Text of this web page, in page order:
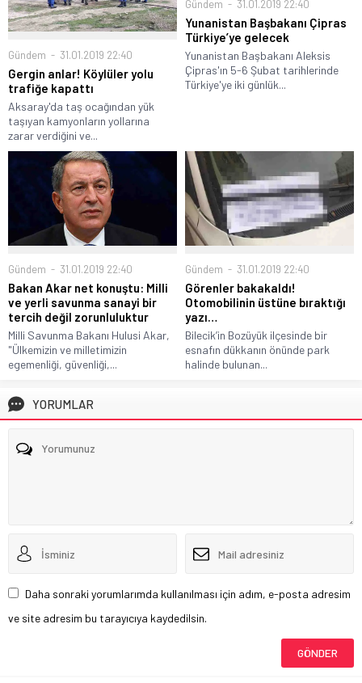
Gündem 31.01.2019 22:40
Gergin anlar! Köylüler yolu
trafiğe kapattı
Aksaray'da taş ocağından yük
taşıyan kamyonların yollarına
zarar verdiğini ve...
Gündem 31.01.2019 22:40
Yunanistan Başbakanı Çipras
Türkiye’ye gelecek
Yunanistan Başbakanı Aleksis
Çipras'ın 5-6 Şubat tarihlerinde
Türkiye'ye iki günlük...
Gündem 31.01.2019 22:40
Bakan Akar net konuştu: Milli
ve yerli savunma sanayi bir
tercih değil zorunluluktur
Milli Savunma Bakanı Hulusi Akar,
"Ülkemizin ve milletimizin
egemenliği, güvenliği,...
Gündem 31.01.2019 22:40
Görenler bakakaldı!
Otomobilinin üstüne bıraktığı
yazı…
Bilecik’in Bozüyük ilçesinde bir
esnafın dükkanın önünde park
halinde bulunan...
YORUMLAR
Daha sonraki yorumlarımda kullanılması için adım, e-posta adresim
ve site adresim bu tarayıcıya kaydedilsin.